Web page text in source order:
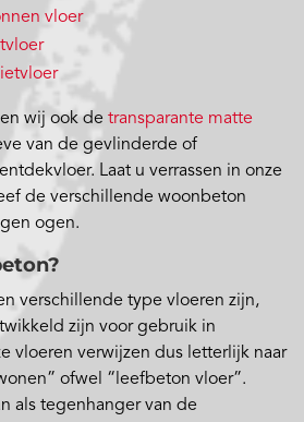
vloer
wij ook de transparante matte
van de gevlinderde of
Laat u verrassen in onze
de verschillende woonbeton
ogen.
verschillende type vloeren zijn,
zijn voor gebruik in
vloeren verwijzen dus letterlijk naar
ofwel “leefbeton vloer”.
als tegenhanger van de